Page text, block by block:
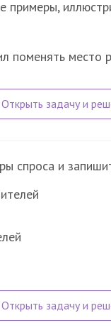
примеры,
поменять место
спроса и